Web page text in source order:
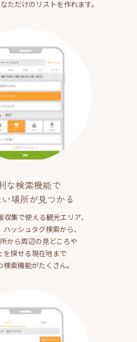
ただけのリストを作れます。
な検索機能で
場所が見つかる
集で使える観光エリア、
ハッシュタグ検索から、
から周辺の見どころや
を探せる現在地まで
検索機能がたくさん。